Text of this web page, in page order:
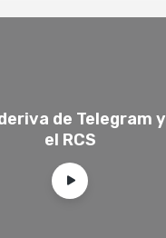
de Telegram y
el RCS